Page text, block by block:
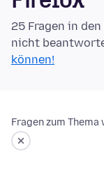
25 Fragen in
nicht
können!
Fragen zum